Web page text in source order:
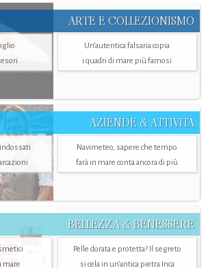
ARTE E COLLEZIONISMO
Un’autentica falsaria copia
i quadri di mare più famosi
AZIENDE & ATTIVITÀ
Navimeteo, sapere che tempo
farà in mare conta ancora di più
BELLEZZA & BENESSERE
mare
Pelle dorata e protetta? Il segreto
si cela in un’antica pietra Inca